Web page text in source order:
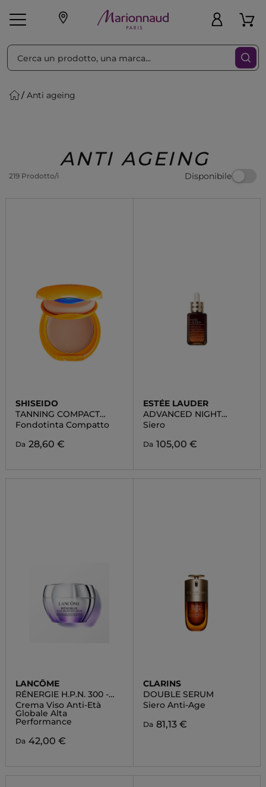
Make-up
Regalo
Anti ageing
ANTI AGEING
219 Prodotto/i Disponibile
Ordina per Filtra
SHISEIDO
TANNING COMPACT
SPF10
Fondotinta Compatto
Da 28,60 €
ESTÉE LAUDER
ADVANCED NIGHT
REPAIR
Siero
Da 105,00 €
LANCÔME
RÉNERGIE H.P.N. 300 -
PEPTIDE CREAM
Crema Viso Anti-Età
Globale Alta
Performance
Da 42,00 €
CLARINS
DOUBLE SERUM
Siero Anti-Age
Da 81,13 €